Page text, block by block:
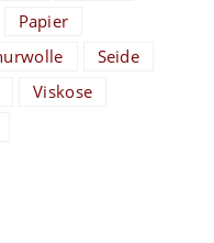
Papier
Seide
Viskose